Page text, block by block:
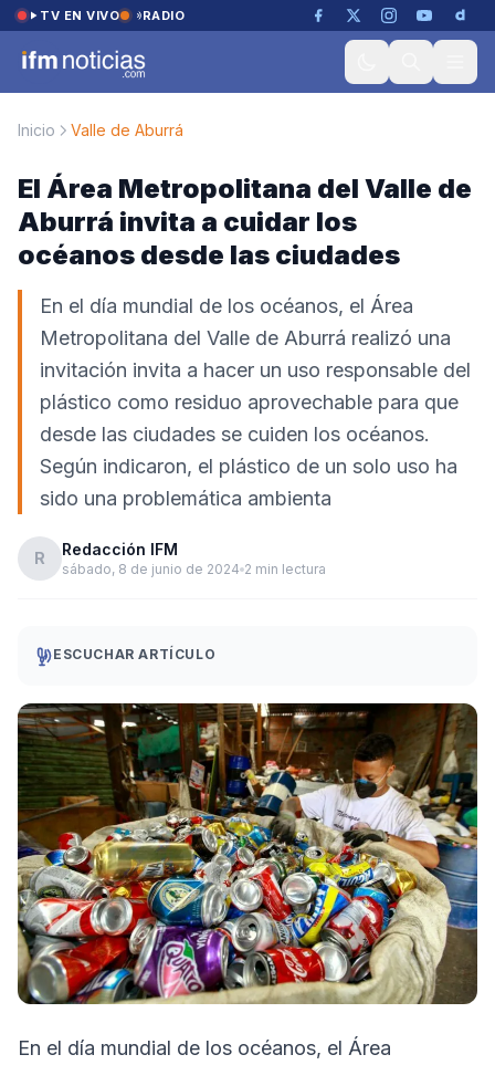
Saltar al contenido
TV EN VIVO RADIO
Inicio Valle de Aburrá
El Área Metropolitana del Valle de
Aburrá invita a cuidar los
océanos desde las ciudades
En el día mundial de los océanos, el Área
Metropolitana del Valle de Aburrá realizó una
invitación invita a hacer un uso responsable del
plástico como residuo aprovechable para que
desde las ciudades se cuiden los océanos.
Según indicaron, el plástico de un solo uso ha
sido una problemática ambienta
R Redacción IFM
sábado, 8 de junio de 2024 2 min lectura
ESCUCHAR ARTÍCULO
En el día mundial de los océanos, el Área